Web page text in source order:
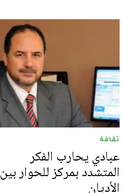
ثقافة
عبادي يحارب الفكر
المتشدد بمركز للحوار بين
الأديان